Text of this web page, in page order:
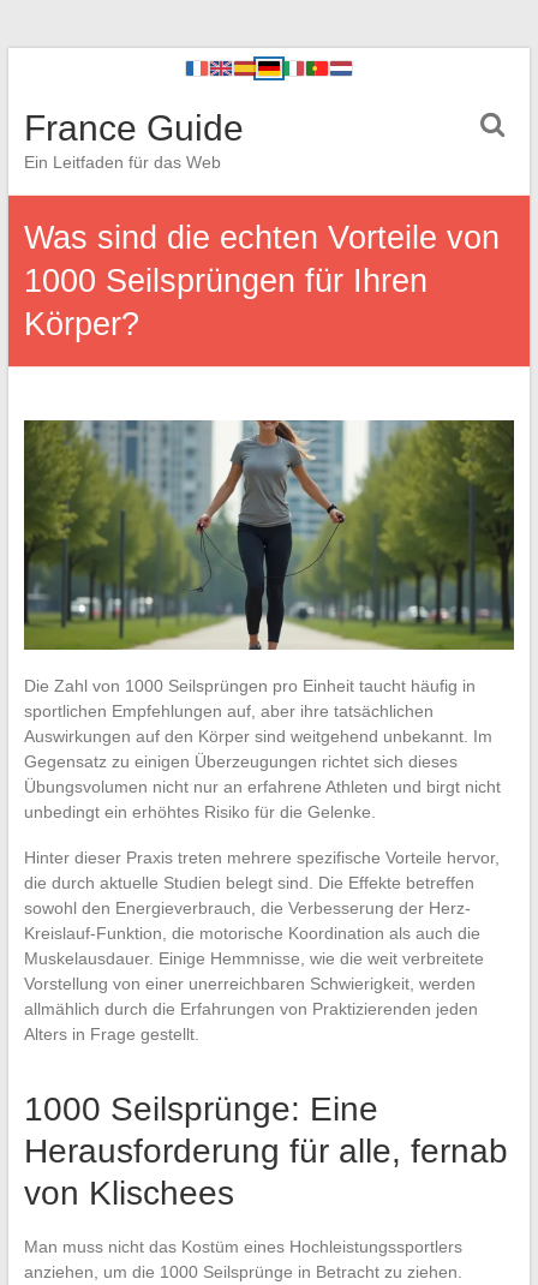
France Guide
Ein Leitfaden für das Web
Was sind die echten Vorteile von
1000 Seilsprüngen für Ihren
Körper?
Die Zahl von 1000 Seilsprüngen pro Einheit taucht häufig in
sportlichen Empfehlungen auf, aber ihre tatsächlichen
Auswirkungen auf den Körper sind weitgehend unbekannt. Im
Gegensatz zu einigen Überzeugungen richtet sich dieses
Übungsvolumen nicht nur an erfahrene Athleten und birgt nicht
unbedingt ein erhöhtes Risiko für die Gelenke.
Hinter dieser Praxis treten mehrere spezifische Vorteile hervor,
die durch aktuelle Studien belegt sind. Die Effekte betreffen
sowohl den Energieverbrauch, die Verbesserung der Herz-
Kreislauf-Funktion, die motorische Koordination als auch die
Muskelausdauer. Einige Hemmnisse, wie die weit verbreitete
Vorstellung von einer unerreichbaren Schwierigkeit, werden
allmählich durch die Erfahrungen von Praktizierenden jeden
Alters in Frage gestellt.
1000 Seilsprünge: Eine
Herausforderung für alle, fernab
von Klischees
Man muss nicht das Kostüm eines Hochleistungssportlers
anziehen, um die 1000 Seilsprünge in Betracht zu ziehen.